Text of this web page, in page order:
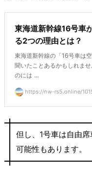
東海道新幹線16号車
る2つの理由とは？
東海道新幹線の「16号車は
聞いたことあるかもしれま
のには ...
https://nw-rs5.online/
但し、1号車は自由
可能性もあります。